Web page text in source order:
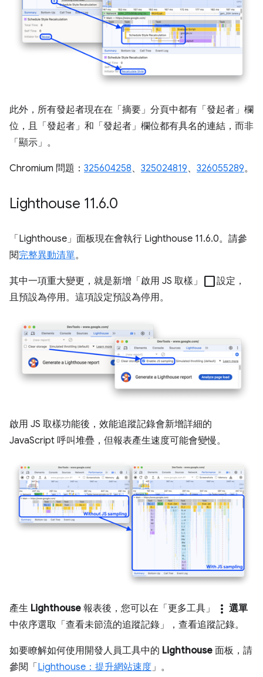
此外，所有發起者現在在「摘要」 分頁中都有「發起者」 欄
位，且「發起者」 和「發起者」 欄位都有具名的連結，而非
「顯示」 。
Chromium 問題： 325604258、 325024819、 326055289。
Lighthouse 11.6.0
「Lighthouse」 面板現在會執行 Lighthouse 11.6.0。請參
閱完整異動清單。
其中一項重大變更，就是新增「啟用 JS 取樣」 check_box_outline_blank設定，
且預設為停用。這項設定預設為停用。
啟用 JS 取樣功能後，效能追蹤記錄會新增詳細的
JavaScript 呼叫堆疊，但報表產生速度可能會變慢。
產生 Lighthouse 報表後，您可以在「更多工具」 more_vert 選單
中依序選取「查看未節流的追蹤記錄」
，查看追蹤記錄。
如要瞭解如何使用開發人員工具中的 Lighthouse 面板，請
參閱「 Lighthouse：提升網站速度」。